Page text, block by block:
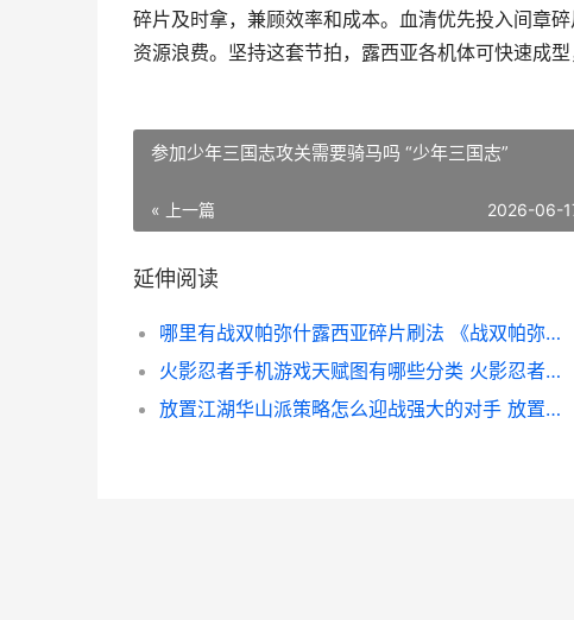
碎片及时拿，兼顾效率和成本。血清优先投入间章
资源浪费。坚持这套节拍，露西亚各机体可快速成型
参加少年三国志攻关需要骑马吗 “少年三国志”
« 上一篇 2026-06-
延伸阅读
哪里有战双帕弥什露西亚碎片刷法 《战双帕弥什》
火影忍者手机游戏天赋图有哪些分类 火影忍者手机游戏
放置江湖华山派策略怎么迎战强大的对手 放置江湖华山派技能前置